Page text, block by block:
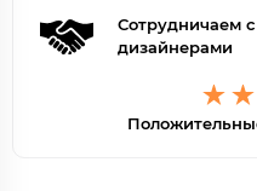
Сотрудничаем с
дизайнерами